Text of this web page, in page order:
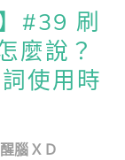
#39 刷
麼說？
使用時
腦ＸＤ